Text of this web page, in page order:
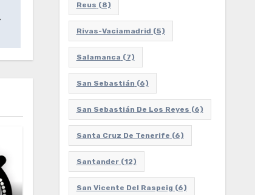
Reus (8)
Rivas-Vaciamadrid (5)
Salamanca (7)
San Sebastián (6)
San Sebastián De Los Reyes (6)
Santa Cruz De Tenerife (6)
Santander(12)
San Vicente Del Raspeig (6)